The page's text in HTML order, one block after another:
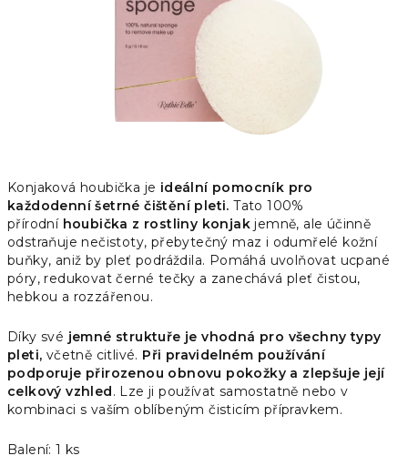
Konjaková houbička je ideální pomocník pro
každodenní šetrné čištění pleti. Tato 100%
přírodní houbička z rostliny konjak jemně, ale účinně
odstraňuje nečistoty, přebytečný maz i odumřelé kožní
buňky, aniž by pleť podráždila. Pomáhá uvolňovat ucpané
póry, redukovat černé tečky a zanechává pleť čistou,
hebkou a rozzářenou.
Díky své jemné struktuře je vhodná pro všechny typy
pleti, včetně citlivé. Při pravidelném používání
podporuje přirozenou obnovu pokožky a zlepšuje její
celkový vzhled. Lze ji používat samostatně nebo v
kombinaci s vaším oblíbeným čisticím přípravkem.
Balení: 1 ks